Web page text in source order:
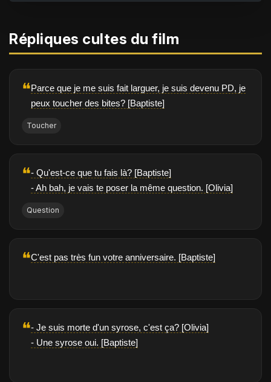
Répliques cultes du film
❝Parce que je me suis fait larguer, je suis devenu PD, je
peux toucher des bites? [Baptiste]
Toucher
❝- Qu'est-ce que tu fais là? [Baptiste]
- Ah bah, je vais te poser la même question. [Olivia]
Question
❝C'est pas très fun votre anniversaire. [Baptiste]
❝- Je suis morte d'un syrose, c'est ça? [Olivia]
- Une syrose oui. [Baptiste]